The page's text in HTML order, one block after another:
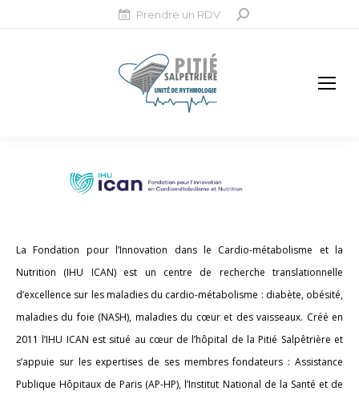
Prendre un RDV
Recherche
La Fondation pour l’Innovation dans le Cardio-métabolisme et la
Nutrition (IHU ICAN) est un centre de recherche translationnelle
d’excellence sur les maladies du cardio-métabolisme : diabète, obésité,
maladies du foie (NASH), maladies du cœur et des vaisseaux. Créé en
2011 l’IHU ICAN est situé au cœur de l’hôpital de la Pitié Salpêtrière et
s’appuie sur les expertises de ses membres fondateurs : Assistance
Publique Hôpitaux de Paris (AP-HP), l’Institut National de la Santé et de